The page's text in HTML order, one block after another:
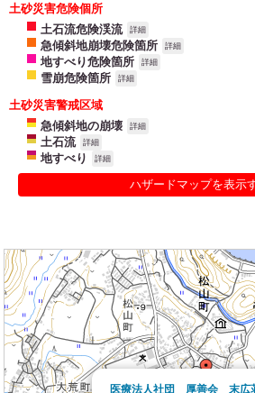
土砂災害危険個所
土石流危険渓流
詳細
急傾斜地崩壊危険箇所 詳細
地すべり危険箇所 詳細
雪崩危険箇所 詳細
土砂災害警戒区域
急傾斜地の崩壊
詳細
土石流 詳細
地すべり 詳細
ハザードマップを表示
医療法人社団 厚善会 末広